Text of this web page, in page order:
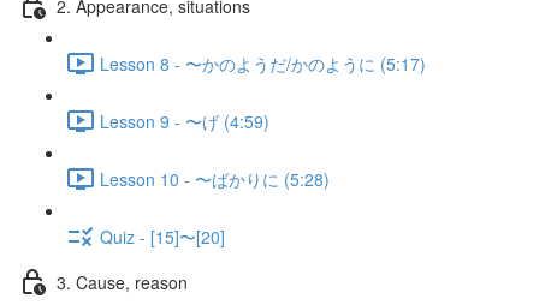
2. Appearance, situations
Lesson 8 - 〜かのようだ/かのように (5:17)
Lesson 9 - 〜げ (4:59)
Lesson 10 - 〜ばかりに (5:28)
Quiz - [15]〜[20]
3. Cause, reason